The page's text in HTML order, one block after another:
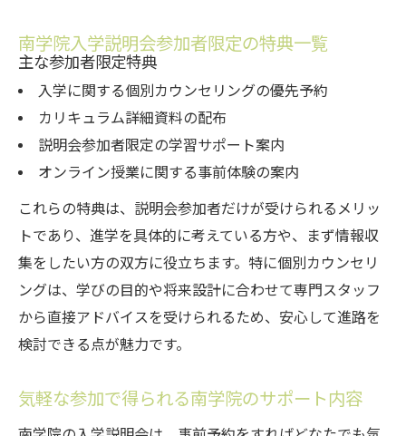
南学院入学説明会参加者限定の特典一覧
主な参加者限定特典
入学に関する個別カウンセリングの優先予約
カリキュラム詳細資料の配布
説明会参加者限定の学習サポート案内
オンライン授業に関する事前体験の案内
これらの特典は、説明会参加者だけが受けられるメリッ
トであり、進学を具体的に考えている方や、まず情報収
集をしたい方の双方に役立ちます。特に個別カウンセリ
ングは、学びの目的や将来設計に合わせて専門スタッフ
から直接アドバイスを受けられるため、安心して進路を
検討できる点が魅力です。
気軽な参加で得られる南学院のサポート内容